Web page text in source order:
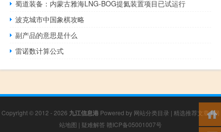
蜀道装备：内蒙古雅海LNG-BOG提氦装置项目已试运行
波克城市中国象棋攻略
副产品的意思是什么
雷诺数计算公式
Copyright © 2012 - 2026 九江信息港 Powered by 网站分类目录 | 精选推荐文章|网
站地图 | 疑难解答 赣ICP备05001007号